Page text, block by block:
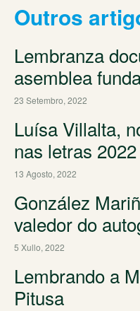
Outros
Lembranza
asemblea
23 Setembro, 2022
Luísa Villalta,
nas letras 2022
13 Agosto, 2022
González
valedor do
5 Xullo, 2022
Lembrando a
Pitusa